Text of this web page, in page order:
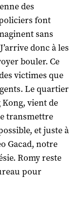
des
font
sans
donc à les
bouler. Ce
victimes que
Le quartier
Kong, vient de
transmettre
et juste à
Gacad, notre
Romy reste
pour